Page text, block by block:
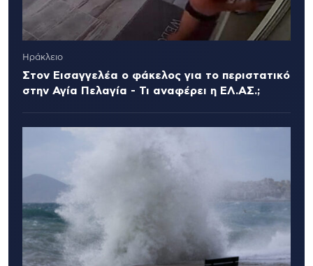
Ηράκλειο
Στον Εισαγγελέα ο φάκελος για το περιστατικό
στην Αγία Πελαγία - Τι αναφέρει η ΕΛ.ΑΣ.;